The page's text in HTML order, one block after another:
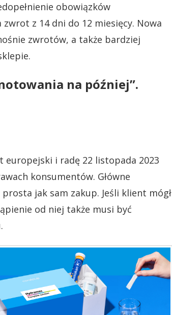
obowiązków
z 14 dni do 12 miesięcy. Nowa
zwrotów, a także bardziej
na później”.
europejski i radę 22 listopada 2023
konsumentów. Główne
jak sam zakup. Jeśli klient mógł
od niej także musi być